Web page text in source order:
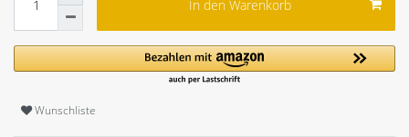
In den Warenkorb
Wunschliste